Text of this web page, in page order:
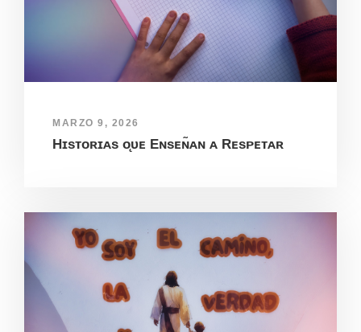
MARZO 9, 2026
Hɪsᴛᴏʀɪᴀs ᴏ̨ᴜᴇ Eɴsᴇɴ̃ᴀɴ ᴀ Rᴇsᴘᴇᴛᴀʀ